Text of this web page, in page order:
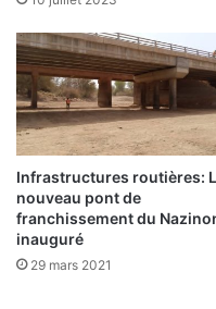
n
e
c
o
n
t
r
e
l
e
t
i
o
n
s
e
d
é
t
e
n
d
Infrastructures routières:
nouveau pont de
franchissement du
inauguré
29 mars 2021